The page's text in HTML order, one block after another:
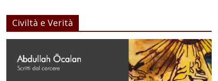
Civiltà e Verità